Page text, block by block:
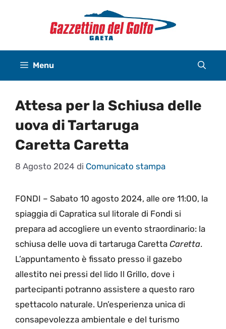
Menu
Attesa per la Schiusa delle
uova di Tartaruga
Caretta Caretta
8 Agosto 2024 di Comunicato stampa
FONDI – Sabato 10 agosto 2024, alle ore 11:00, la
spiaggia di Capratica sul litorale di Fondi si
prepara ad accogliere un evento straordinario: la
schiusa delle uova di tartaruga Caretta Caretta.
L’appuntamento è fissato presso il gazebo
allestito nei pressi del lido Il Grillo, dove i
partecipanti potranno assistere a questo raro
spettacolo naturale. Un’esperienza unica di
consapevolezza ambientale e del turismo